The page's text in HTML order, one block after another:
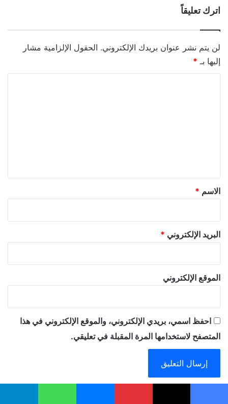
اترك تعليقاً
لن يتم نشر عنوان بريدك الإلكتروني. الحقول الإلزامية مشار
إليها بـ *
*
الاسم *
البريد الإلكتروني *
الموقع الإلكتروني
احفظ اسمي، بريدي الإلكتروني، والموقع الإلكتروني في هذا
المتصفح لاستخدامها المرة المقبلة في تعليقي.